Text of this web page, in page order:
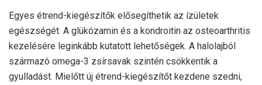
Egyes étrend-kiegészítők elősegíthetik az ízületek
egészségét. A glükózamin és a kondroitin az osteoarthritis
kezelésére leginkább kutatott lehetőségek. A halolajból
származó omega-3 zsírsavak szintén csökkentik a
gyulladást. Mielőtt új étrend-kiegészítőt kezdene szedni,